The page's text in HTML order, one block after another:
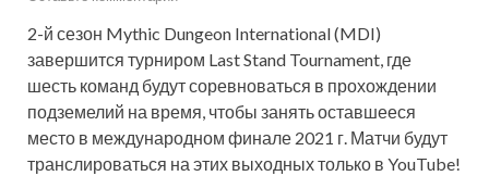
2-й сезон Mythic Dungeon International (MDI)
завершится турниром Last Stand Tournament, где
шесть команд будут соревноваться в прохождении
подземелий на время, чтобы занять оставшееся
место в международном финале 2021 г. Матчи будут
транслироваться на этих выходных только в YouTube!